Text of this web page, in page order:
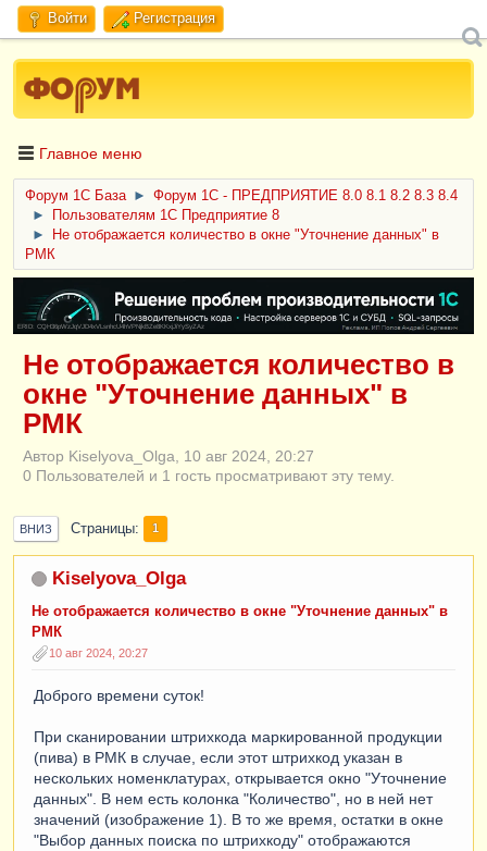
Войти Регистрация
Главное меню
Форум 1C База ►
Форум 1С - ПРЕДПРИЯТИЕ 8.0 8.1 8.2 8.3 8.4
►
Пользователям 1С Предприятие 8
►
Не отображается количество в окне "Уточнение данных" в
РМК
ERID: CQH36pWzJqVJD4xVLsnhcU4hVPNjkBZe8KKxjJiYySyZAz
Не отображается количество в
окне "Уточнение данных" в
РМК
Автор Kiselyova_Olga, 10 авг 2024, 20:27
0 Пользователей и 1 гость просматривают эту тему.
ВНИЗ Страницы 1
Kiselyova_Olga
Не отображается количество в окне "Уточнение данных" в
РМК
10 авг 2024, 20:27
Доброго времени суток!
При сканировании штрихкода маркированной продукции
(пива) в РМК в случае, если этот штрихкод указан в
нескольких номенклатурах, открывается окно "Уточнение
данных". В нем есть колонка "Количество", но в ней нет
значений (изображение 1). В то же время, остатки в окне
"Выбор данных поиска по штрихкоду" отображаются